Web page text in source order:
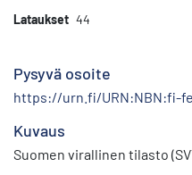
Lataukset 44
Pysyvä osoite
https://urn.fi/URN:NBN:fi-
Kuvaus
Suomen virallinen tilasto